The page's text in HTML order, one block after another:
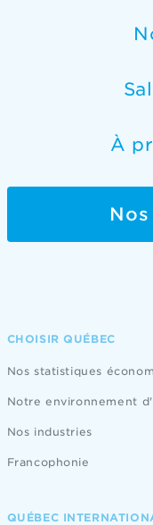
À
CHOISIR QUÉBEC
Nos statistiques
Notre environnement
Nos industries
Francophonie
QUÉBEC